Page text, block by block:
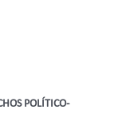
POLÍTICO-